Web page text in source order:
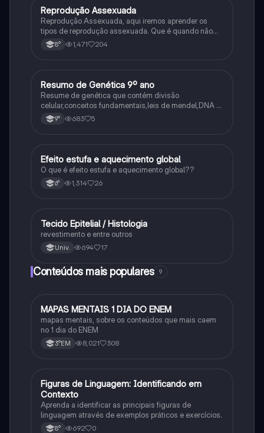
Ciência
Reprodução Assexuada
Reprodução Assexuada, aqui iremos aprender os
tipos de reprodução assexuada. Que é quando não
ocorre a fusão de gametas.
8° 1,471 204
Ciência
Resumo de Genética 9º ano
Resume de genética que contém divisão
celular,conceitos fundamentais,leis de mendel,DNA e
RNA9° 683 5
Ciência
Efeito estufa e aquecimento global
O que é efeito estufa e aquecimento global??
6° 1,314 26
Ciência
Tecido Epitelial / Histologia
revestimento e entre outros
Univ. 694 17
Conteúdos mais populares 9
Português
MAPAS MENTAIS 1 DIA DO ENEM
mapas mentais, sobre os conteúdos que mais caem
no 1 dia do ENEM
3°EM 8,021 308
FPortuguês
Figuras de Linguagem: Identificando em
Contexto
Aprenda a identificar as principais figuras de
linguagem através de exemplos práticos e exercícios.
8° 692 0